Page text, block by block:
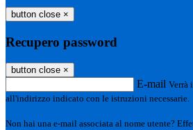
button close ×
Recupero password
button close ×
E-mail Verrà
all'indirizzo indicato con le istruzioni necessarie.
Non hai una e-mail associata al nome utente?